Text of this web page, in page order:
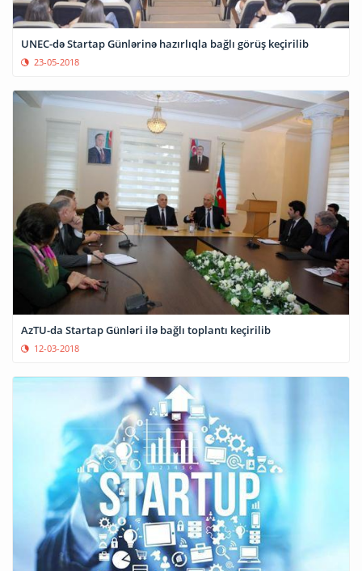
UNEC-də Startap Günlərinə hazırlıqla bağlı görüş keçirilib
23-05-2018
AzTU-da Startap Günləri ilə bağlı toplantı keçirilib
12-03-2018